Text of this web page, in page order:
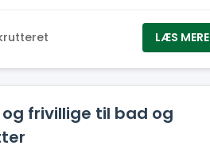
LÆS MERE
frivillige til bad og